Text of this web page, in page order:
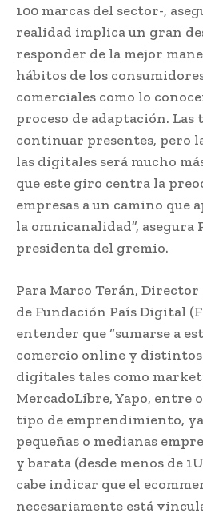
100 marcas del sector-,
realidad implica un gran
responder de la mejor
hábitos de los
comerciales como lo
proceso de adaptación.
continuar presentes, pero
las digitales será mucho
que este giro centra la
empresas a un camino que
la omnicanalidad”, asegura
presidenta del gremio.
Para Marco Terán,
de Fundación País Digital
entender que “sumarse a
comercio online y distintos
digitales tales como
MercadoLibre, Yapo, entre
tipo de emprendimiento,
pequeñas o medianas
y barata (desde menos de
cabe indicar que el
necesariamente está